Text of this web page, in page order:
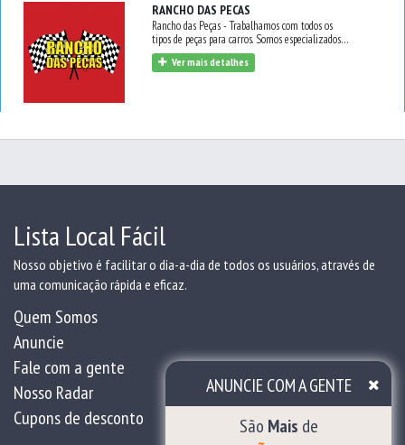
ANUNCIE COM A GENTE
São Mais de
RANCHO DAS PECAS
Rancho das Peças - Trabalhamos com todos os
tipos de peças para carros. Somos especializados
em peças de carros antigos. Aguardem em breve
grandes novidades com atendimentos de
Ver mais detalhes
Lista Local Fácil
Nosso objetivo é facilitar o dia-a-dia de todos os usuários, através de
uma comunicação rápida e eficaz.
Quem Somos
Anuncie
Fale com a gente
Nosso Radar
Cupons de desconto